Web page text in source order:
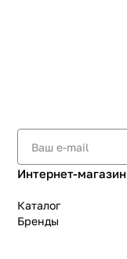
Интернет-магазин
Каталог
Бренды